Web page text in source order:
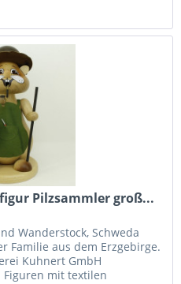
Pilzsammler groß...
Wanderstock, Schweda
Familie aus dem Erzgebirge.
Kuhnert GmbH
Figuren mit textilen